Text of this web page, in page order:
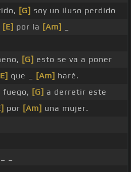
[G] soy un iluso perdido
[E] por la [Am]
[G] esto se va a poner
que _ [Am] haré.
fuego, [G] a derretir este
por [Am] una mujer.